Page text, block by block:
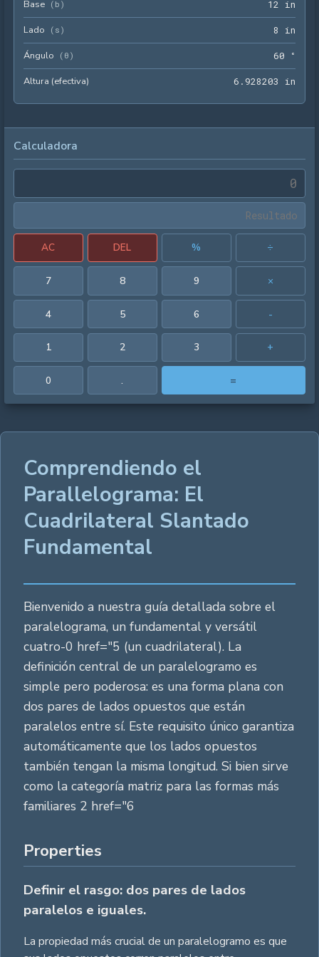
Base ( b ) 12 in
Lado ( s ) 8 in
Ángulo ( θ ) 60 °
Altura (efectiva) 6 . 928203 in
Calculadora
AC DEL % ÷
7 8 9 ×
4 5 6 -
1 2 3 +
0 . =
Comprendiendo el
Parallelograma: El
Cuadrilateral Slantado
Fundamental
Bienvenido a nuestra guía detallada sobre el
paralelograma, un fundamental y versátil
cuatro-0 href="5 (un cuadrilateral). La
definición central de un paralelogramo es
simple pero poderosa: es una forma plana con
dos pares de lados opuestos que están
paralelos entre sí. Este requisito único garantiza
automáticamente que los lados opuestos
también tengan la misma longitud. Si bien sirve
como la categoría matriz para las formas más
familiares 2 href="6
Properties
Definir el rasgo: dos pares de lados
paralelos e iguales.
La propiedad más crucial de un paralelogramo es que